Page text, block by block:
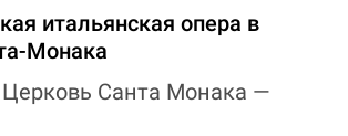
итальянская опера в
Монака
Санта Монака —